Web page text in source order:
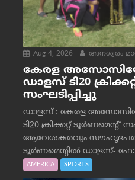
Aug 4, 2026 അനശ്വരം
കേരള
ഡാളസ് ടി20
സംഘടിപ്പിച്ചു
ഡാളസ് : കേരള
ടി20 ക്രിക്കറ്റ് ടൂർണമെന്റ്
ആവേശകരവും
ടൂർണമെന്റിൽ ഡാളസ്-
AMERICA SPORTS